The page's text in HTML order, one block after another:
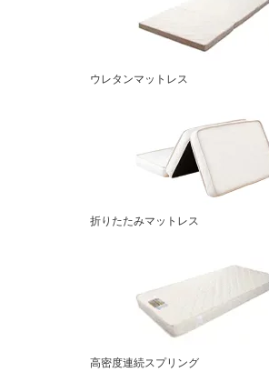
ウレタンマットレス
折りたたみマットレス
高密度連続スプリング